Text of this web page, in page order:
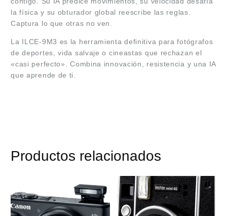
la física y su obturador global reescribe las reglas.
Captura lo que otras no ven.
La ILCE-9M3 es la herramienta definitiva para fotógrafos
de deportes, vida salvaje o cineastas que rechazan el
«casi perfecto». Combina innovación, resistencia y una IA
que aprende de ti.
Productos relacionados